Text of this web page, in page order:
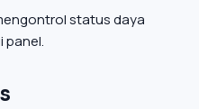
status daya
panel.